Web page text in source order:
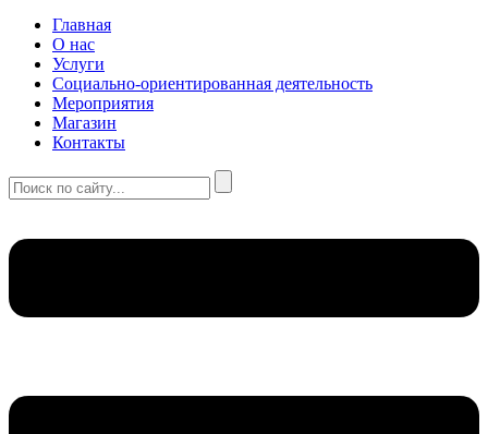
Главная
О нас
Услуги
Социально-ориентированная деятельность
Мероприятия
Магазин
Контакты